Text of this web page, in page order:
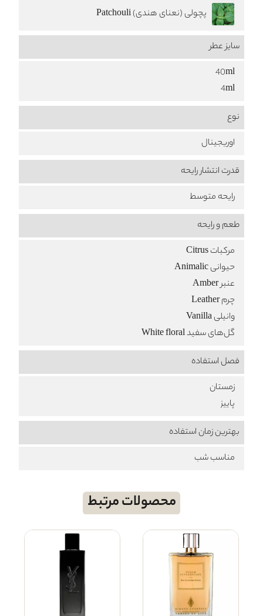
پچولی (نعنای هندی) Patchouli
سایز عطر
40ml
4ml
نوع
اوریجینال
قدرت انتشار رایحه
رایحه متوسط
طعم‌ و رایحه
مرکبات Citrus
حیوانی Animalic
عنبر Amber
چرم Leather
وانیلی Vanilla
گل‌های سفید White floral
فصل استفاده
زمستان
پاییز
بهترین زمان استفاده
مناسب شب
محصولات مرتبط